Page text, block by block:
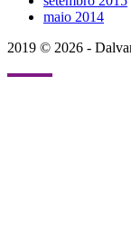
maio 2014
2019 © 2026 -